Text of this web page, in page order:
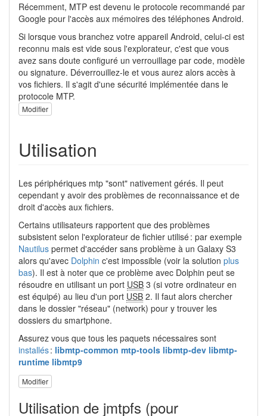
Récemment, MTP est devenu le protocole recommandé par
Google pour l'accès aux mémoires des téléphones Android.
Si lorsque vous branchez votre appareil Android, celui-ci est
reconnu mais est vide sous l'explorateur, c'est que vous
avez sans doute configuré un verrouillage par code, modèle
ou signature. Déverrouillez-le et vous aurez alors accès à
vos fichiers. Il s'agit d'une sécurité implémentée dans le
protocole MTP.
Modifier
Utilisation
Les périphériques mtp "sont" nativement gérés. Il peut
cependant y avoir des problèmes de reconnaissance et de
droit d'accès aux fichiers.
Certains utilisateurs rapportent que des problèmes
subsistent selon l'explorateur de fichier utilisé : par exemple
Nautilus permet d'accéder sans problème à un Galaxy S3
alors qu'avec Dolphin c'est impossible (voir la solution plus
bas). Il est à noter que ce problème avec Dolphin peut se
résoudre en utilisant un port USB 3 (si votre ordinateur en
est équipé) au lieu d'un port USB 2. Il faut alors chercher
dans le dossier "réseau" (network) pour y trouver les
dossiers du smartphone.
Assurez vous que tous les paquets nécessaires sont
installés: libmtp-common mtp-tools libmtp-dev libmtp-
runtime libmtp9
Modifier
Utilisation de jmtpfs (pour